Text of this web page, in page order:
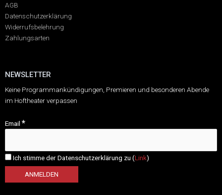
AGB
Datenschutzerklärung
Widerrufsbelehrung
Zahlungsarten
NEWSLETTER
Keine Programmankündigungen, Premieren und besonderen Abende
im Hoftheater verpassen
Email *
Ich stimme der Datenschutzerklärung zu (Link)